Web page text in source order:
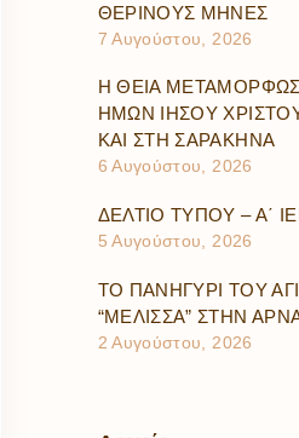
ΘΕΡΙΝΟΥΣ ΜΗΝΕΣ
7 Αυγούστου, 2026
Η ΘΕΙΑ
ΗΜΩΝ ΙΗΣΟΥ
ΚΑΙ ΣΤΗ ΣΑΡΑΚΗΝΑ
6 Αυγούστου, 2026
ΔΕΛΤΙΟ ΤΥΠΟΥ – Α΄
5 Αυγούστου, 2026
ΤΟ ΠΑΝΗΓΥΡΙ ΤΟΥ
“ΜΕΛΙΣΣΑ” ΣΤΗΝ
2 Αυγούστου, 2026